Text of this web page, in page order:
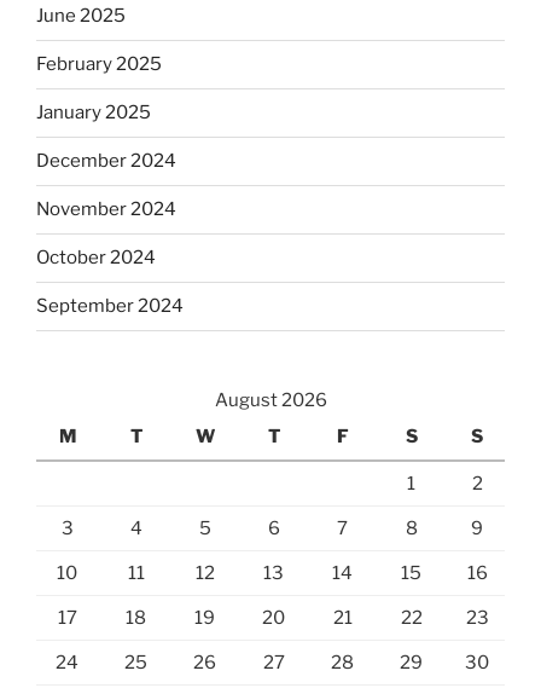
June 2025
February 2025
January 2025
December 2024
November 2024
October 2024
September 2024
August 2026
M
T W T F S S
1 2
3 4 5 6 7 8 9
10 11 12 13 14 15 16
17 18 19 20 21 22 23
24 25 26 27 28 29 30